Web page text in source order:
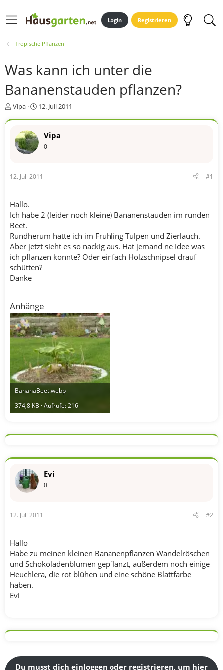
Login Registrieren
Tropische Pflanzen
Was kann ich unter die
Bananenstauden pflanzen?
E
e
r
Vipa
E
e
a
12. Juli 2011
Vipa
0
12. Juli 2011 #1
Hallo.
Ich habe 2 (leider noch kleine) Bananenstauden im runden
Beet.
Rundherum hatte ich im Frühling Tulpen und Zierlauch.
Aber jetzt sieht es so nackig aus. Hat jemand ne Idee was
ich pflanzen könnte? Oder einfach Holzschnipsel drauf
schütten?
Danke
Anhänge
BananaBeet.webp
374,8 KB · Aufrufe: 216
Evi
0
12. Juli 2011 #2
Hallo
Habe zu meinen kleinen Bananenpflanzen Wandelröschen
und Schokoladenblumen gepflanzt, außerdem noch einige
Heuchlera, die rot blühen und eine schöne Blattfarbe
haben.
Evi
Du musst dich einloggen oder registrieren, um hier